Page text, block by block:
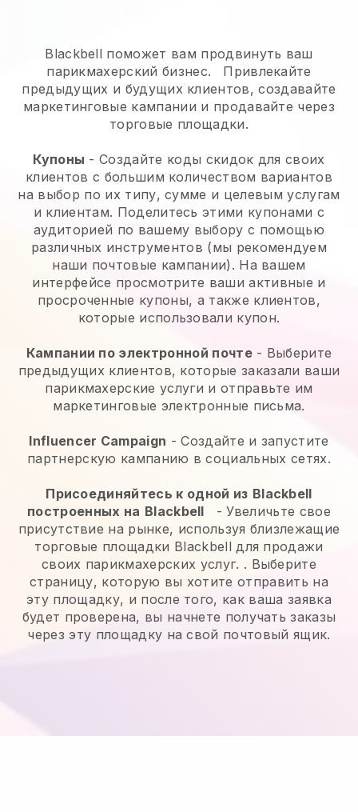
Blackbell поможет вам продвинуть ваш
парикмахерский бизнес.
Привлекайте
предыдущих и будущих клиентов, создавайте
маркетинговые кампании и продавайте через
торговые площадки.
Купоны - Создайте коды скидок для своих
клиентов с большим количеством вариантов
на выбор по их типу, сумме и целевым услугам
и клиентам. Поделитесь этими купонами с
аудиторией по вашему выбору с помощью
различных инструментов (мы рекомендуем
наши почтовые кампании). На вашем
интерфейсе просмотрите ваши активные и
просроченные купоны, а также клиентов,
которые использовали купон.
Кампании по электронной почте- Выберите
предыдущих клиентов, которые заказали ваши
парикмахерские услуги и отправьте им
маркетинговые электронные письма.
Influencer Campaign - Создайте и запустите
партнерскую кампанию в социальных сетях.
Присоединяйтесь к одной из Blackbell
построенных на Blackbell -Увеличьте свое
присутствие на рынке, используя близлежащие
торговые площадки Blackbell для продажи
своих парикмахерских услуг. . Выберите
страницу, которую вы хотите отправить на
эту площадку, и после того, как ваша заявка
будет проверена, вы начнете получать заказы
через эту площадку на свой почтовый ящик.